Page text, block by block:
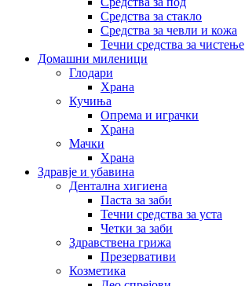
Средства за стакло
Средства за чевли и кожа
Течни средства за чистење
Домашни миленици
Глодари
Храна
Кучиња
Опрема и играчки
Храна
Мачки
Храна
Здравје и убавина
Дентална хигиена
Паста за заби
Течни средства за уста
Четки за заби
Здравствена грижа
Презервативи
Козметика